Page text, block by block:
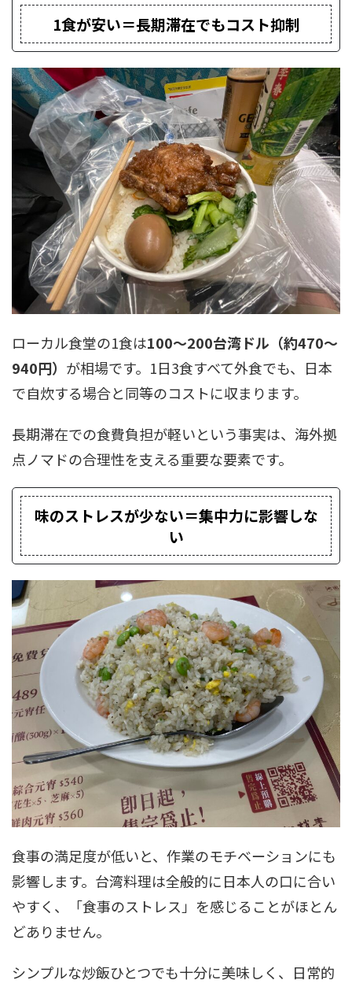
1食が安い＝長期滞在でもコスト抑制
ローカル食堂の1食は100〜200台湾ドル（約470〜
940円） が相場です。1日3食すべて外食でも、日本
で自炊する場合と同等のコストに収まります。
長期滞在での食費負担が軽いという事実は、海外拠
点ノマドの合理性を支える重要な要素です。
味のストレスが少ない＝集中力に影響しな
い
食事の満足度が低いと、作業のモチベーションにも
影響します。台湾料理は全般的に日本人の口に合い
やすく、「食事のストレス」を感じることがほとん
どありません。
シンプルな炒飯ひとつでも十分に美味しく、日常的